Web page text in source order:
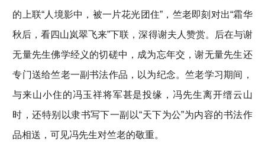
的上联“人境影中，被一片花光团住”，竺老即刻对出“霜华
秋后，看四山岚翠飞来”下联，深得谢夫人赞赏。后在与谢
无量先生佛学经义的切磋中，成为忘年交，谢无量先生还
专门送给竺老一副书法作品，以为纪念。竺老学习期间，
与来山小住的冯玉祥将军甚是投缘，冯先生离开缙云山
时，还特别以隶书写下一副以“天下为公”为内容的书法作
品相送，可见冯先生对竺老的敬重。